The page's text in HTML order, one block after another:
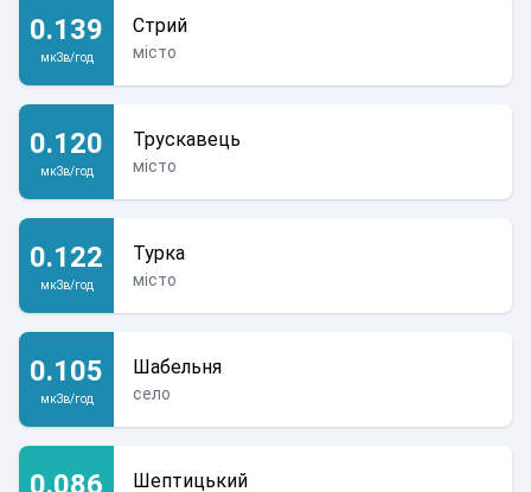
0.139
мкЗв/год
Стрий
місто
0.120
мкЗв/год
Трускавець
місто
0.122
мкЗв/год
Турка
місто
0.105
мкЗв/год
Шабельня
село
0.086 Шептицький